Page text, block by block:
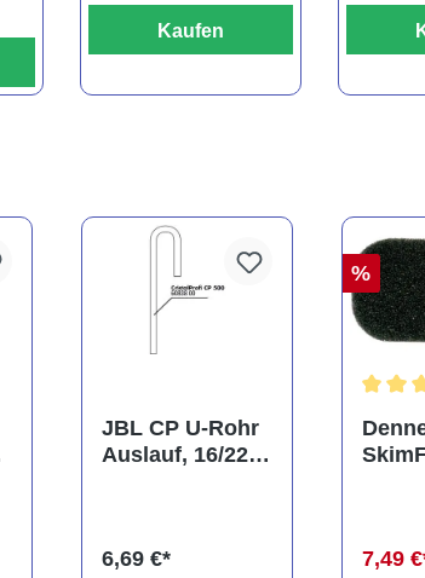
Kaufen
JBL CP U-Rohr
Auslauf, 16/22
6,69 €*
%
7,49